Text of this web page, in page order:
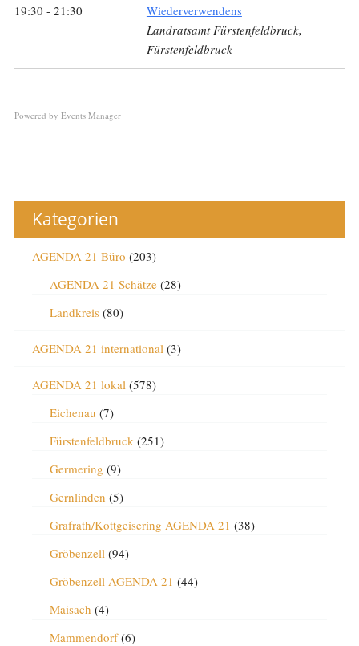
19:30 - 21:30
Wiederverwendens
Landratsamt Fürstenfeldbruck,
Fürstenfeldbruck
Powered by Events Manager
Kategorien
AGENDA 21 Büro (203)
AGENDA 21 Schätze(28)
Landkreis(80)
AGENDA 21 international(3)
AGENDA 21 lokal(578)
Eichenau (7)
Fürstenfeldbruck(251)
Germering (9)
Gernlinden (5)
Grafrath/Kottgeisering AGENDA 21 (38)
Gröbenzell(94)
Gröbenzell AGENDA 21 (44)
Maisach (4)
Mammendorf(6)